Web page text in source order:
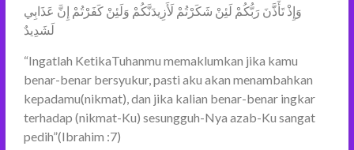
وَإِذْ تَأَذَّنَ رَبُّكُمْ لَئِنْ شَكَرْتُمْ لَأَزِيدَنَّكُمْ وَلَئِنْ كَفَرْتُمْ إِنَّ عَذَابِي
لَشَدِيدٌ
“Ingatlah KetikaTuhanmu memaklumkan jika kamu
benar-benar bersyukur, pasti aku akan menambahkan
kepadamu(nikmat), dan jika kalian benar-benar ingkar
terhadap (nikmat-Ku) sesungguh-Nya azab-Ku sangat
pedih”(Ibrahim :7)